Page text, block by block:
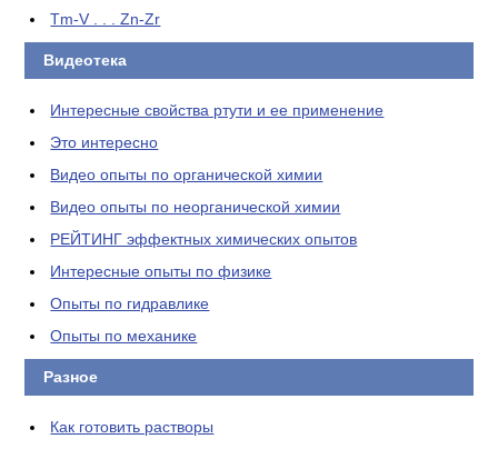
Tm-V . . . Zn-Zr
Видеотека
Интересные свойства ртути и ее применение
Это интересно
Видео опыты по органической химии
Видео опыты по неорганической химии
РЕЙТИНГ эффектных химических опытов
Интересные опыты по физике
Опыты по гидравлике
Опыты по механике
Разное
Как готовить растворы